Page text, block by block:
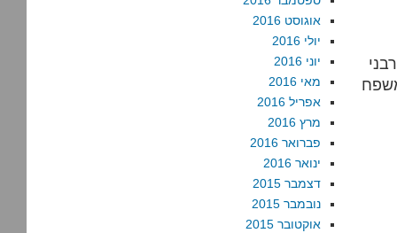
אוגוסט 2016
יולי 2016
יוני 2016
מאי 2016
אפריל 2016
מרץ 2016
פברואר 2016
ינואר 2016
דצמבר 2015
נובמבר 2015
אוקטובר 2015